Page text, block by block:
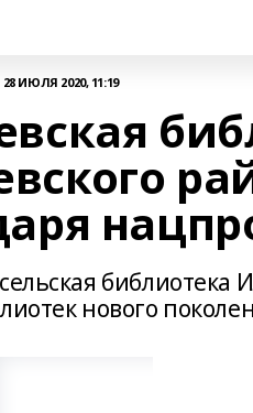
28 ИЮЛЯ 2020, 11:19
библиотека
нового